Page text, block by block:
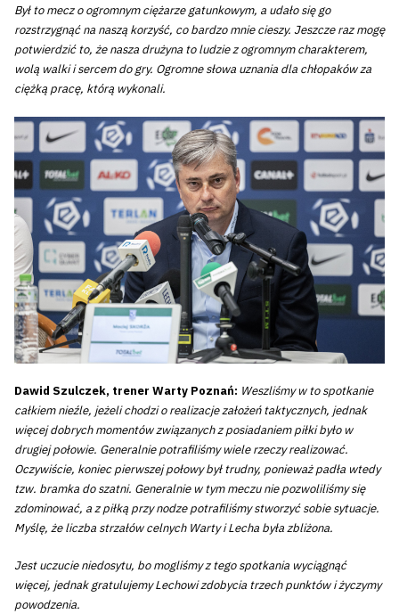
Był to mecz o ogromnym ciężarze gatunkowym, a udało się go
rozstrzygnąć na naszą korzyść, co bardzo mnie cieszy. Jeszcze raz mogę
potwierdzić to, że nasza drużyna to ludzie z ogromnym charakterem,
wolą walki i sercem do gry. Ogromne słowa uznania dla chłopaków za
ciężką pracę, którą wykonali.
Dawid Szulczek, trener Warty Poznań: Weszliśmy w to spotkanie
całkiem nieźle, jeżeli chodzi o realizacje założeń taktycznych, jednak
więcej dobrych momentów związanych z posiadaniem piłki było w
drugiej połowie. Generalnie potrafiliśmy wiele rzeczy realizować.
Oczywiście, koniec pierwszej połowy był trudny, ponieważ padła wtedy
tzw. bramka do szatni. Generalnie w tym meczu nie pozwoliliśmy się
zdominować, a z piłką przy nodze potrafiliśmy stworzyć sobie sytuacje.
Myślę, że liczba strzałów celnych Warty i Lecha była zbliżona.
Jest uczucie niedosytu, bo mogliśmy z tego spotkania wyciągnąć
więcej, jednak gratulujemy Lechowi zdobycia trzech punktów i życzymy
powodzenia.